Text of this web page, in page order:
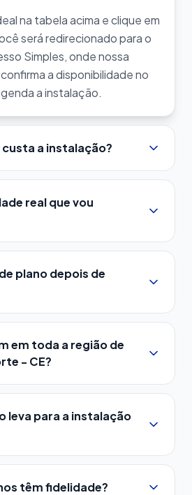
na tabela acima e clique em
será redirecionado para o
Simples, onde nossa
a disponibilidade no
a instalação.
a instalação?
real que vou
plano depois de
em toda a região de
- CE?
leva para a instalação
têm fidelidade?